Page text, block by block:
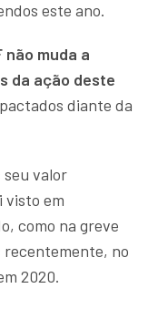
este ano.
não muda a
da ação deste
diante da
seu valor
visto em
como na greve
recentemente, no
2020.